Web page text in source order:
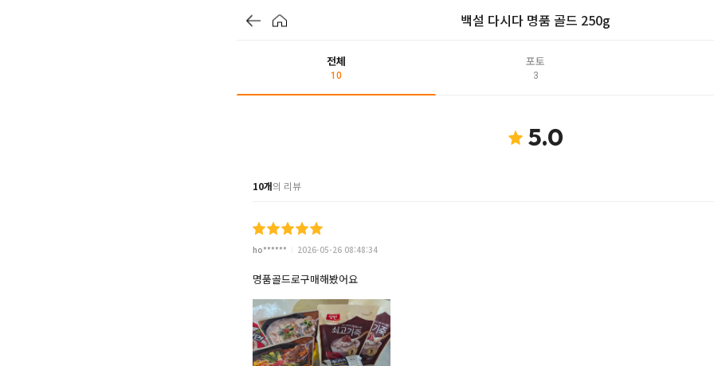
백설 다시다 명품 골드 250g
전체
10
포토
3
5.0
10개의 리뷰
ho****** 2026-05-26 08:48:34
명품골드로구매해봤어요